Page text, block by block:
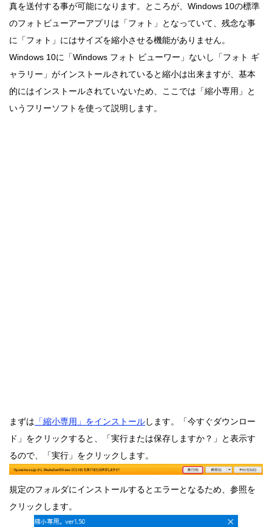
真を送付する事が可能になります。ところが、Windows 10の標準
のフォトビューアーアプリは「フォト」となっていて、残念な事
に「フォト」にはサイズを縮小させる機能がありません。
Windows 10に「Windows フォト ビューワー」ないし「フォト ギ
ャラリー」がインストールされていると縮小は出来ますが、基本
的にはインストールされていないため、ここでは「縮小専用」と
いうフリーソフトを使って説明します。
まずは 「縮小専用」をインストールします。「今すぐダウンロー
ド」をクリックすると、「実行または保存しますか？」と表示す
るので、「実行」をクリックします。
規定のフォルダにインストールするとエラーとなるため、参照を
クリックします。